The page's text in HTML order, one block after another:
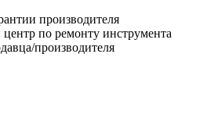
производителя
по ремонту инструмента
производителя